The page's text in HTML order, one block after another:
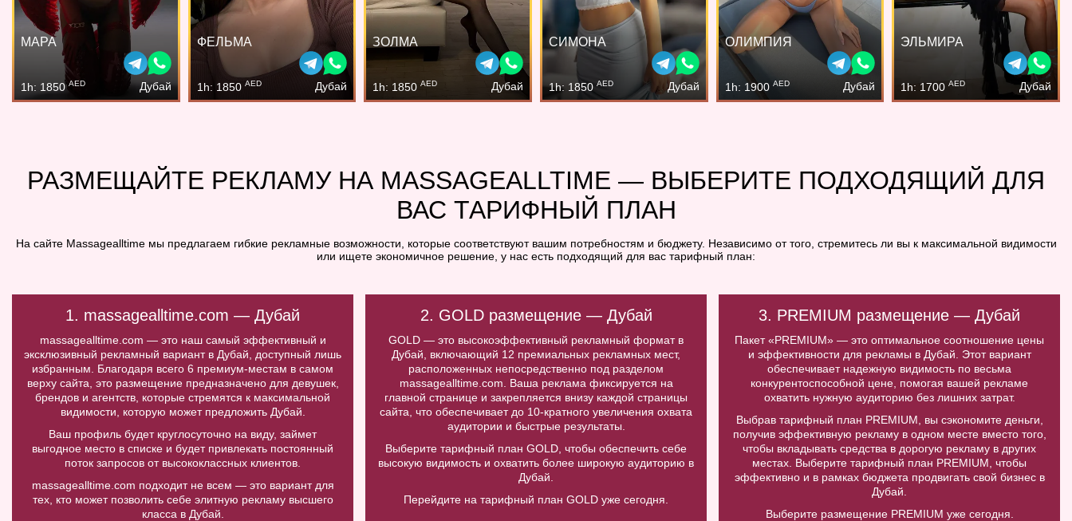
МАРА
1h: 1850AED Дубай
ФЕЛЬМА
1h: 1850 AED Дубай
ЗОЛМА
1h: 1850AED Дубай
СИМОНА
1h: 1850 AED Дубай
ОЛИМПИЯ
1h: 1900 AED Дубай
ЭЛЬМИРА
1h: 1700AED Дубай
РАЗМЕЩАЙТЕ РЕКЛАМУ НА MASSAGEALLTIME — ВЫБЕРИТЕ ПОДХОДЯЩИЙ ДЛЯ
ВАС ТАРИФНЫЙ ПЛАН
На сайте Massagealltime мы предлагаем гибкие рекламные возможности, которые соответствуют вашим потребностям и бюджету. Независимо от того, стремитесь ли вы к максимальной видимости
или ищете экономичное решение, у нас есть подходящий для вас тарифный план:
1. massagealltime.com — Дубай
massagealltime.com — это наш самый эффективный и
эксклюзивный рекламный вариант в Дубай, доступный лишь
избранным. Благодаря всего 6 премиум-местам в самом
верху сайта, это размещение предназначено для девушек,
брендов и агентств, которые стремятся к максимальной
видимости, которую может предложить Дубай.
Ваш профиль будет круглосуточно на виду, займет
выгодное место в списке и будет привлекать постоянный
поток запросов от высококлассных клиентов.
massagealltime.com подходит не всем — это вариант для
тех, кто может позволить себе элитную рекламу высшего
класса в Дубай.
2. GOLD размещение — Дубай
GOLD — это высокоэффективный рекламный формат в
Дубай, включающий 12 премиальных рекламных мест,
расположенных непосредственно под разделом
massagealltime.com. Ваша реклама фиксируется на
главной странице и закрепляется внизу каждой страницы
сайта, что обеспечивает до 10-кратного увеличения охвата
аудитории и быстрые результаты.
Выберите тарифный план GOLD, чтобы обеспечить себе
высокую видимость и охватить более широкую аудиторию в
Дубай.
Перейдите на тарифный план GOLD уже сегодня.
3. PREMIUM размещение — Дубай
Пакет «PREMIUM» — это оптимальное соотношение цены
и эффективности для рекламы в Дубай. Этот вариант
обеспечивает надежную видимость по весьма
конкурентоспособной цене, помогая вашей рекламе
охватить нужную аудиторию без лишних затрат.
Выбрав тарифный план PREMIUM, вы сэкономите деньги,
получив эффективную рекламу в одном месте вместо того,
чтобы вкладывать средства в дорогую рекламу в других
местах. Выберите тарифный план PREMIUM, чтобы
эффективно и в рамках бюджета продвигать свой бизнес в
Дубай.
Выберите размещение PREMIUM уже сегодня.